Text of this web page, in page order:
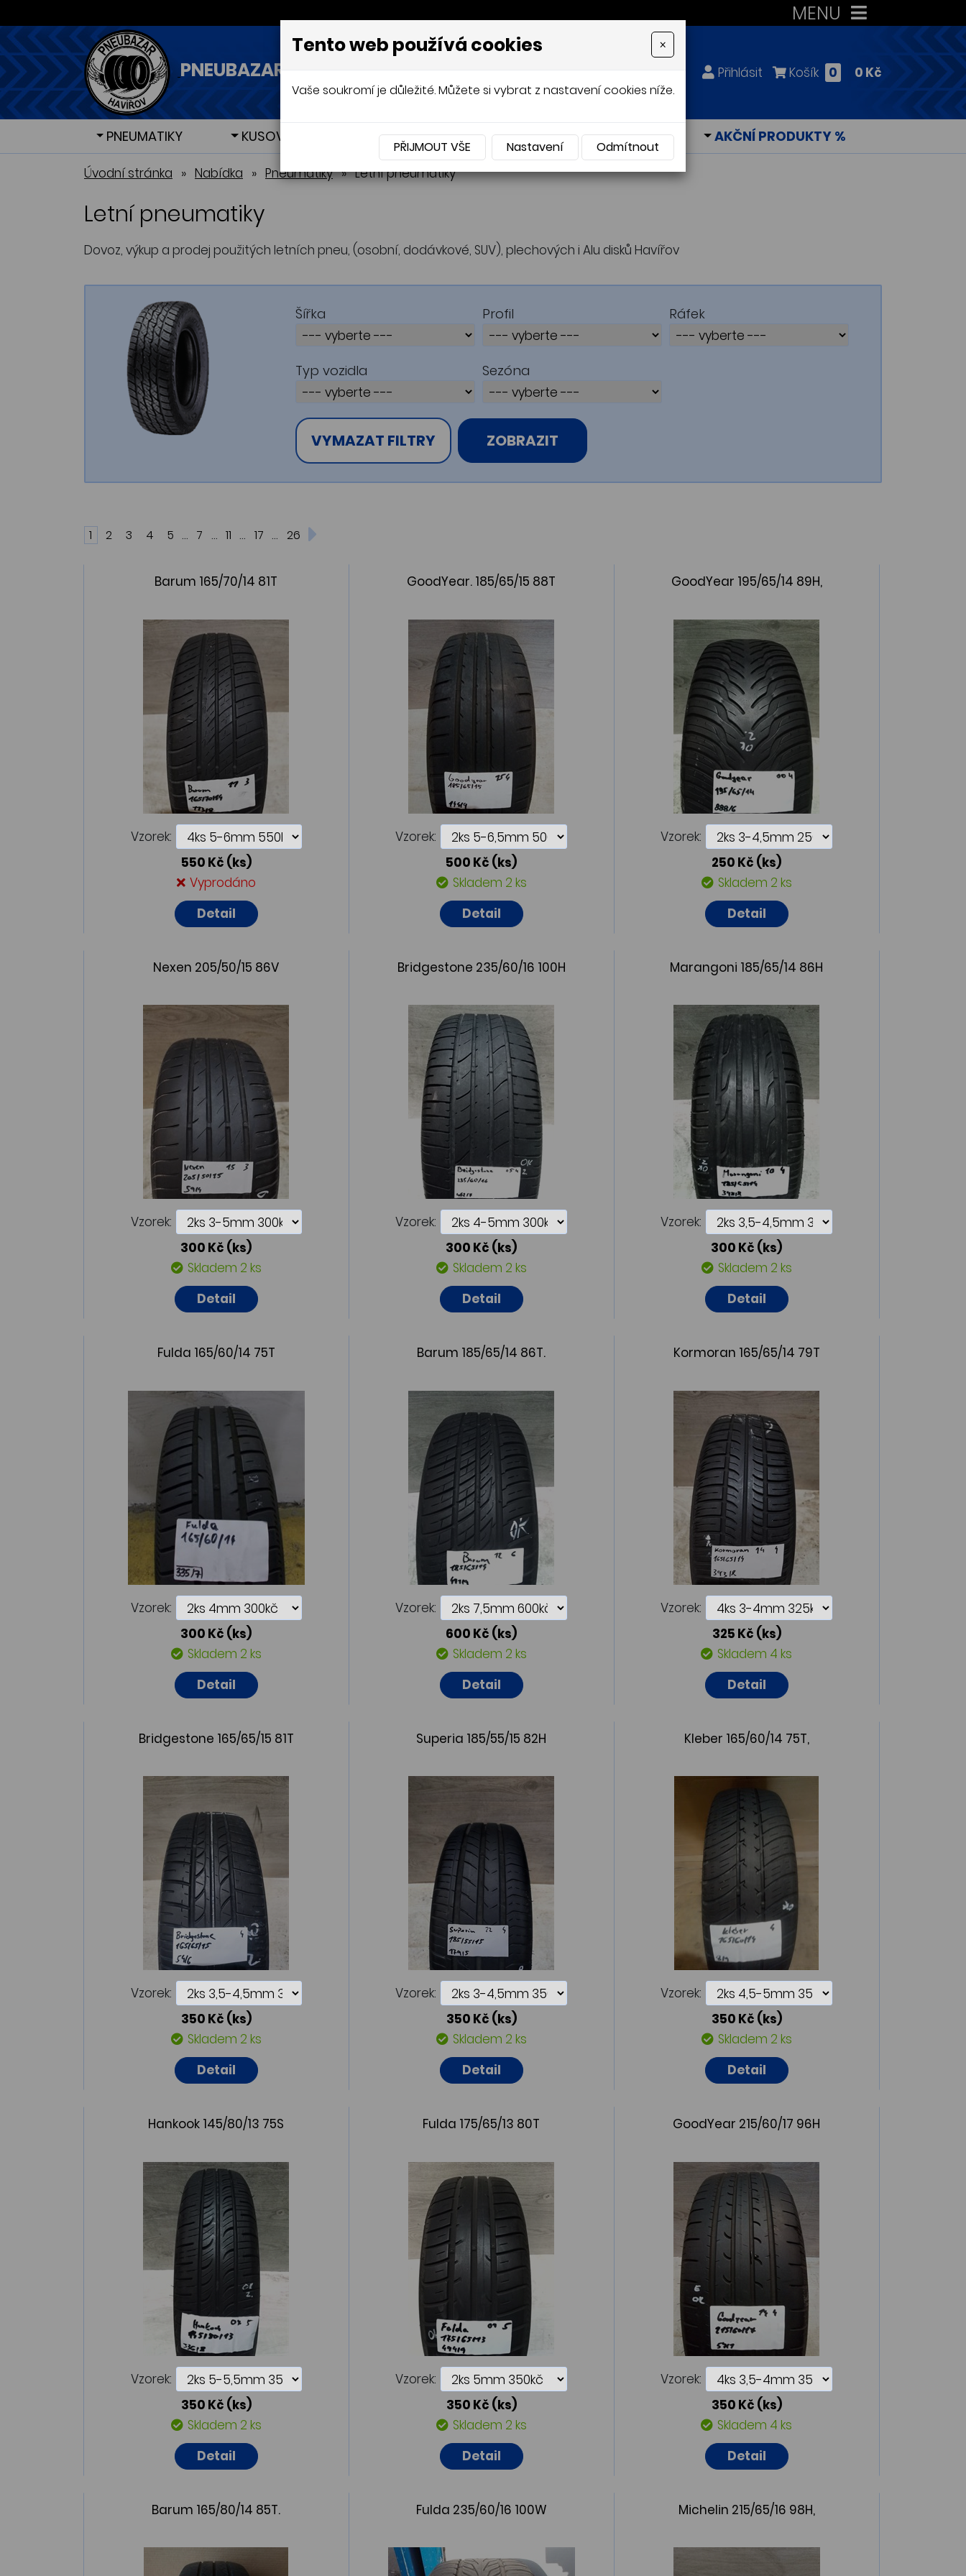
MENU
PNEUBAZAR - HAVÍŘOV, PNEUSERVIS Přihlásit Košík 0 0 Kč
PNEUMATIKY KUSOVÉ PNEUMATIKY OCELOVÉ DISKY HLINÍKOVÉ DISKY AKČNÍ PRODUKTY %
Úvodní stránka » Nabídka » Pneumatiky » Letní pneumatiky
Letní pneumatiky
Dovoz, výkup a prodej použitých letních pneu, (osobní, dodávkové, SUV), plechových i Alu disků Havířov
Šířka Profil Ráfek
Typ vozidla Sezóna
VYMAZAT FILTRY ZOBRAZIT
1 2 3 4 5 ... 7 ... 11 ... 17 ... 26
Barum 165/70/14 81T
Vzorek:
550 Kč (ks)
Vyprodáno
Detail
GoodYear. 185/65/15 88T
Vzorek:
500 Kč (ks)
Skladem 2 ks
Detail
GoodYear 195/65/14 89H,
Vzorek:
250 Kč (ks)
Skladem 2 ks
Detail
Nexen 205/50/15 86V
Vzorek:
300 Kč (ks)
Skladem 2 ks
Detail
Bridgestone 235/60/16 100H
Vzorek:
300 Kč (ks)
Skladem 2 ks
Detail
Marangoni 185/65/14 86H
Vzorek:
300 Kč (ks)
Skladem 2 ks
Detail
Fulda 165/60/14 75T
Vzorek:
300 Kč (ks)
Skladem 2 ks
Detail
Barum 185/65/14 86T.
Vzorek:
600 Kč (ks)
Skladem 2 ks
Detail
Kormoran 165/65/14 79T
Vzorek:
325 Kč (ks)
Skladem 4 ks
Detail
Bridgestone 165/65/15 81T
Vzorek:
350 Kč (ks)
Skladem 2 ks
Detail
Superia 185/55/15 82H
Vzorek:
350 Kč (ks)
Skladem 2 ks
Detail
Kleber 165/60/14 75T,
Vzorek:
350 Kč (ks)
Skladem 2 ks
Detail
Hankook 145/80/13 75S
Vzorek:
350 Kč (ks)
Skladem 2 ks
Detail
Fulda 175/65/13 80T
Vzorek:
350 Kč (ks)
Skladem 2 ks
Detail
GoodYear 215/60/17 96H
Vzorek:
350 Kč (ks)
Skladem 4 ks
Detail
Barum 165/80/14 85T. Fulda 235/60/16 100W Michelin 215/65/16 98H,
Tento web používá cookies ×
Vaše soukromí je důležité. Můžete si vybrat z nastavení cookies níže.
PŘIJMOUT VŠE Nastavení Odmítnout